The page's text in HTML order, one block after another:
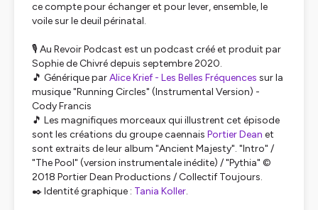
ce compte pour échanger et pour lever, ensemble, le
voile sur le deuil périnatal.
🎙️ Au Revoir Podcast est un podcast créé et produit par
Sophie de Chivré depuis septembre 2020.
🎵 Générique parAlice Krief - Les Belles Fréquences sur la
musique "Running Circles" (Instrumental Version) -
Cody Francis
🎵 Les magnifiques morceaux qui illustrent cet épisode
sont les créations du groupe caennais Portier Dean et
sont extraits de leur album "Ancient Majesty". "Intro" /
"The Pool" (version instrumentale inédite) / "Pythia" ©
2018 Portier Dean Productions / Collectif Toujours.
✒️ Identité graphique : Tania Koller.